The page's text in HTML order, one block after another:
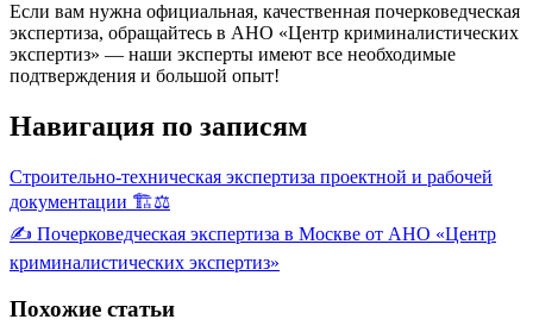
Если вам нужна официальная, качественная почерковедческая
экспертиза, обращайтесь в АНО «Центр криминалистических
экспертиз» — наши эксперты имеют все необходимые
подтверждения и большой опыт!
Навигация по записям
Строительно-техническая экспертиза проектной и рабочей
документации 🏗️⚖️
✍️ Почерковедческая экспертиза в Москве от АНО «Центр
криминалистических экспертиз»
Похожие статьи